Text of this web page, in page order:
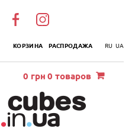
КОРЗИНА РАСПРОДАЖА RU UA
0 грн 0 товаров